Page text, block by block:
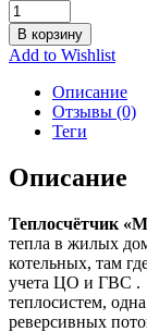
В корзину
Add to Wishlist
Описание
Отзывы (0)
Теги
Описание
Теплосчётчик
тепла в жилых
котельных, там
учета ЦО и ГВС .
теплосистем,
реверсивных